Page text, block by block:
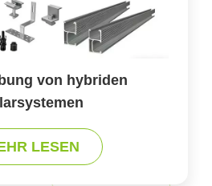
von hybriden
LESEN